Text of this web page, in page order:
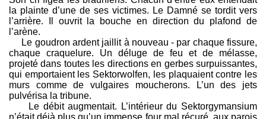
la plainte d’une de ses victimes. Le Damné se tordit vers
l’arrière. Il ouvrit la bouche en direction du plafond de
l’arène.
Le goudron ardent jaillit à nouveau - par chaque fissure,
chaque craquelure. Un déluge de feu et de mélasse,
projeté dans toutes les directions en gerbes surpuissantes,
qui emportaient les Sektorwolfen, les plaquaient contre les
murs comme de vulgaires moucherons. L’un des jets
pulvérisa la tribune.
Le débit augmentait. L’intérieur du Sektorgymansium